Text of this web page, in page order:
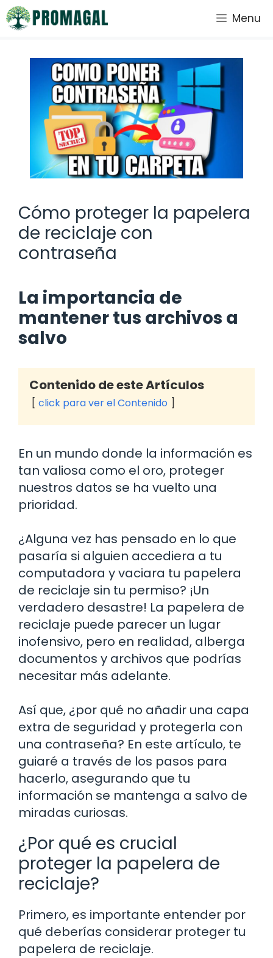
Saltar
al
Menu
Cómo proteger la papelera
de reciclaje con
contraseña
La importancia de
mantener tus archivos a
salvo
Contenido de este Artículos
click para ver el Contenido
En un mundo donde la información es
tan valiosa como el oro, proteger
nuestros datos se ha vuelto una
prioridad.
¿Alguna vez has pensado en lo que
pasaría si alguien accediera a tu
computadora y vaciara tu papelera
de reciclaje sin tu permiso? ¡Un
verdadero desastre! La papelera de
reciclaje puede parecer un lugar
inofensivo, pero en realidad, alberga
documentos y archivos que podrías
necesitar más adelante.
Así que, ¿por qué no añadir una capa
extra de seguridad y protegerla con
una contraseña? En este artículo, te
guiaré a través de los pasos para
hacerlo, asegurando que tu
información se mantenga a salvo de
miradas curiosas.
¿Por qué es crucial
proteger la papelera de
reciclaje?
Primero, es importante entender por
qué deberías considerar proteger tu
papelera de reciclaje.